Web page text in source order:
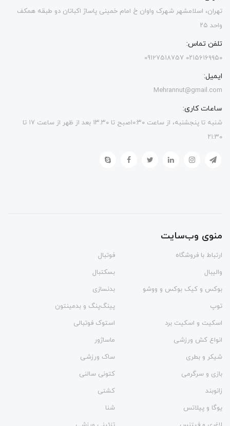
تهران، اسلامشهر شهرک واوان خ امام خمینی پاساژ اکباتان دو طبقه همکف
واحد ۲۵
تلفن تماس:
۰۲۱۵۶۱۶۹۹۵۰ 09127518757
ایمیل:
Mehrannut@gmail.com
ساعات کاری:
شنبه تا پنجشنبه، از ساعت ۱۰:۳۰صبح تا ۱۳.۳۰ بعد از ظهر از ساعت ۱۷ تا
۲۱:۳۰
منوی وب‌سایت
ارتباط با فروشگاه
فوتبال
والیبال
بسکتبال
بوکس و کیک بوکس و ووشو
بدنسازی
توپ
پینگ‌پنگ و بدمينتون
اسکیت و اسکیت برد
استوک فوتبالی
انواع کش ورزشی
ماساژور
شیکر و بطری
ساک ورزشی
بازی و سرگرمی
کتونی سالنی
زانوبند
کشتی
یوگا و پیلاتس
شنا